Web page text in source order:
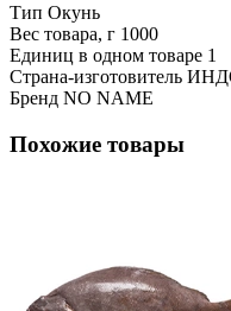
Тип Окунь
Вес товара, г 1000
Единиц в одном товаре 1
Страна-изготовитель
Бренд NO NAME
Похожие товары